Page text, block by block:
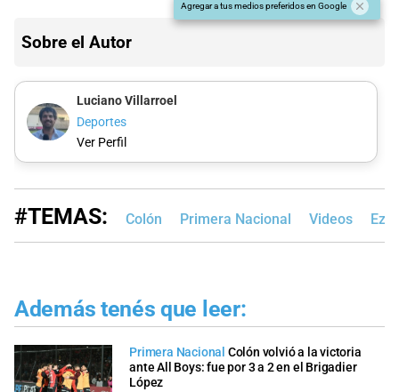
Agregar a tus medios preferidos en Google
Sobre el Autor
Luciano Villarroel
Deportes
Ver Perfil
#TEMAS: Colón Primera Nacional Videos
Además tenés que leer:
Primera Nacional Colón volvió a la victoria
ante All Boys: fue por 3 a 2 en el Brigadier
López